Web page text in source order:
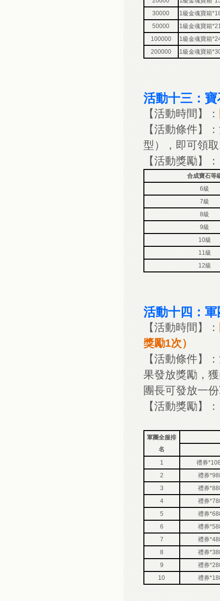
30000
1級金魂寶箱
50000
1級金魂寶箱
100000
1級金魂寶箱
200000
1級金魂寶箱
活動十三：
【活動時間】：
【活動條件】
型），即可領
【活動獎勵】：
合成寶石等
6級
7級
8級
9級
10級
11級
12級
活動十四：
【活動時間】：
獎勵1次）
【活動條件】
果發放獎勵，
團長可發放一
【活動獎勵】：
軍團全服排
名
1
禮券
2
禮券
3
禮券
4
禮券
5
禮券
6
禮券
7
禮券
8
禮券
9
禮券
10
禮券